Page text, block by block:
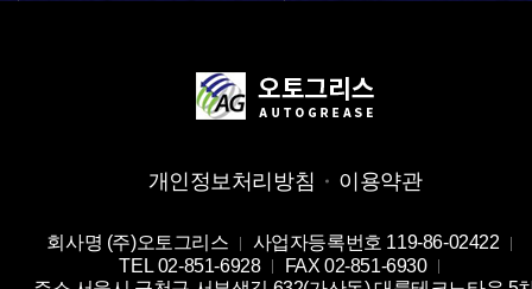
개인정보처리방침 이용약관
회사명 (주)오토그리스 사업자등록번호 119-86-02422
TEL 02-851-6928 FAX 02-851-6930